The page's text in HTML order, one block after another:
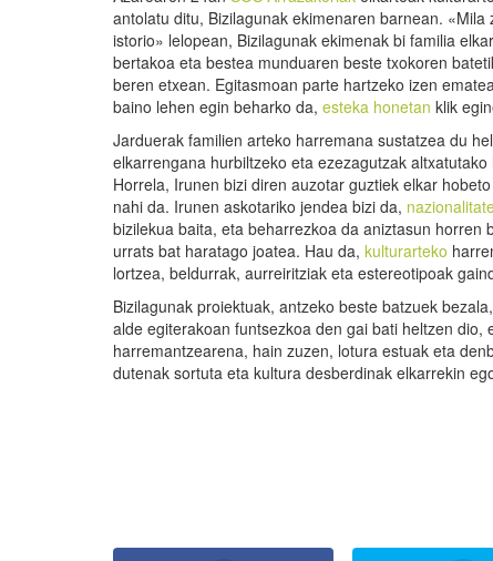
antolatu ditu, Bizilagunak ekimenaren barnean. «Mila
istorio» lelopean, Bizilagunak ekimenak bi familia
bertakoa eta bestea munduaren beste txokoren
beren etxean. Egitasmoan parte hartzeko izen
baino lehen egin beharko da, esteka honetan klik
Jarduerak familien arteko harremana sustatzea du
elkarrengana hurbiltzeko eta ezezagutzak
Horrela, Irunen bizi diren auzotar guztiek elkar
nahi da. Irunen askotariko jendea bizi da,
bizilekua baita, eta beharrezkoa da aniztasun horren
urrats bat haratago joatea. Hau da, kulturarteko
lortzea, beldurrak, aurreiritziak eta estereotipoak
Bizilagunak proiektuak, antzeko beste batzuek
alde egiterakoan funtsezkoa den gai bati heltzen dio,
harremantzearena, hain zuzen, lotura estuak eta
dutenak sortuta eta kultura desberdinak elkarrekin